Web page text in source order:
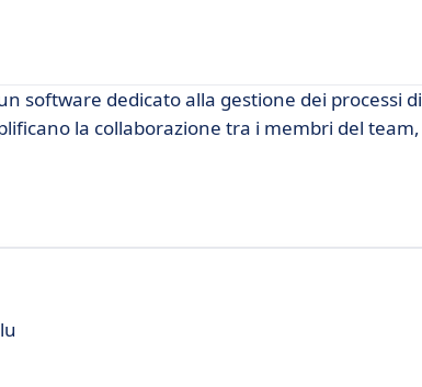
software dedicato alla gestione dei processi di
la collaborazione tra i membri del team,